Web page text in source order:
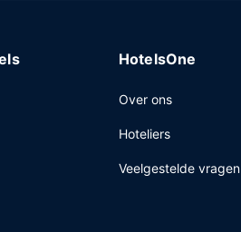
HotelsOne
Over ons
Hoteliers
Veelgestelde vragen